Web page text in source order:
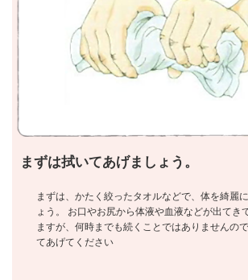
まずは拭いてあげましょう。
まずは、かたく絞ったタオルなどで、体を綺麗
ょう。 お口やお尻から体液や血液などが出てき
ますが、何時までも続くことではありませんの
てあげてください